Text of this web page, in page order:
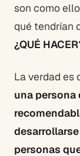
son como
qué tendrían
¿QUÉ
La verdad es
una
personas